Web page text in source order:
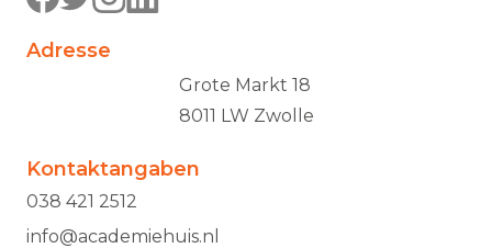
Adresse
Grote Markt 18
8011 LW Zwolle
Kontaktangaben
038 421 2512
info@academiehuis.nl